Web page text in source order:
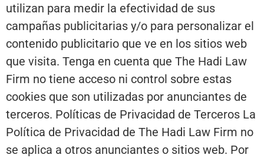
utilizan para medir la efectividad de sus
campañas publicitarias y/o para personalizar el
contenido publicitario que ve en los sitios web
que visita. Tenga en cuenta que The Hadi Law
Firm no tiene acceso ni control sobre estas
cookies que son utilizadas por anunciantes de
terceros. Políticas de Privacidad de Terceros La
Política de Privacidad de The Hadi Law Firm no
se aplica a otros anunciantes o sitios web. Por